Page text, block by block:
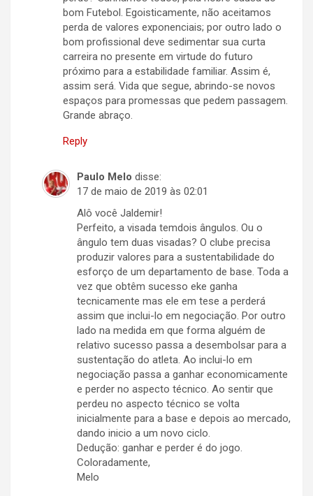
bom Futebol. Egoisticamente, não aceitamos
perda de valores exponenciais; por outro lado o
bom profissional deve sedimentar sua curta
carreira no presente em virtude do futuro
próximo para a estabilidade familiar. Assim é,
assim será. Vida que segue, abrindo-se novos
espaços para promessas que pedem passagem.
Grande abraço.
Reply
Paulo Melo disse:
17 de maio de 2019 às 02:01
Alô você Jaldemir!
Perfeito, a visada temdois ângulos. Ou o
ângulo tem duas visadas? O clube precisa
produzir valores para a sustentabilidade do
esforço de um departamento de base. Toda a
vez que obtêm sucesso eke ganha
tecnicamente mas ele em tese a perderá
assim que inclui-lo em negociação. Por outro
lado na medida em que forma alguém de
relativo sucesso passa a desembolsar para a
sustentação do atleta. Ao inclui-lo em
negociação passa a ganhar economicamente
e perder no aspecto técnico. Ao sentir que
perdeu no aspecto técnico se volta
inicialmente para a base e depois ao mercado,
dando inicio a um novo ciclo.
Dedução: ganhar e perder é do jogo.
Coloradamente,
Melo